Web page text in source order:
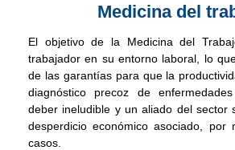
Medicina del
El objetivo de la Medicina del
trabajador en su entorno laboral, lo
de las garantías para que la
diagnóstico precoz de
deber ineludible y un aliado del sector
desperdicio económico asociado, por
casos.